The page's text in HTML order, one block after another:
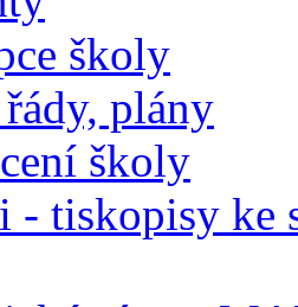
školy
plány
školy
- tiskopisy ke